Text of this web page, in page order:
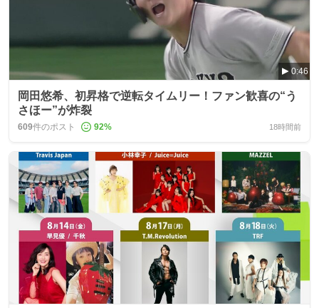
0:46
岡田悠希、初昇格で逆転タイムリー！ファン歓喜の“う
さほー”が炸裂
609件のポスト 92% 18時間前